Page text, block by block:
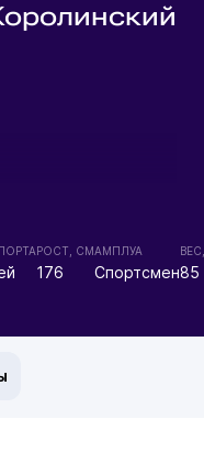
РОСТ, СМ
176
АМПЛУА
Спортсмен85